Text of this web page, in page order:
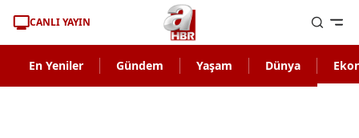
CANLI YAYIN
En Yeniler Gündem Yaşam Dünya